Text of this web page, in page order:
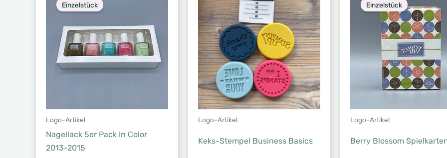
Einzelstück
Logo-Artikel
Nagellack 5er Pack In Color
2013-2015
Logo-Artikel
Keks-Stempel Business Basics
Einzelstück
Logo-Artikel
Berry Blossom